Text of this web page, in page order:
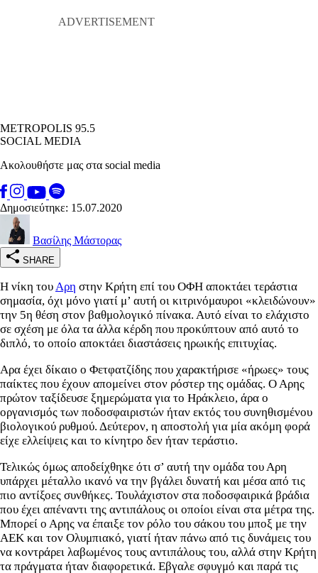
METROPOLIS 95.5
SOCIAL MEDIA
Ακολουθήστε μας στα social media
Δημοσιεύτηκε: 15.07.2020
Βασίλης Μάστορας
SHARE
Η νίκη τουΑρη στην Κρήτη επί του ΟΦΗ αποκτάει τεράστια
σημασία, όχι μόνο γιατί μ’ αυτή οι κιτρινόμαυροι «κλειδώνουν»
την 5η θέση στον βαθμολογικό πίνακα. Αυτό είναι το ελάχιστο
σε σχέση με όλα τα άλλα κέρδη που προκύπτουν από αυτό το
διπλό, το οποίο αποκτάει διαστάσεις ηρωικής επιτυχίας.
Αρα έχει δίκαιο ο Φετφατζίδης που χαρακτήρισε «ήρωες» τους
παίκτες που έχουν απομείνει στον ρόστερ της ομάδας. Ο Αρης
πρώτον ταξίδευσε ξημερώματα για το Ηράκλειο, άρα ο
οργανισμός των ποδοσφαιριστών ήταν εκτός του συνηθισμένου
βιολογικού ρυθμού. Δεύτερον, η αποστολή για μία ακόμη φορά
είχε ελλείψεις και το κίνητρο δεν ήταν τεράστιο.
Τελικώς όμως αποδείχθηκε ότι σ’ αυτή την ομάδα του Αρη
υπάρχει μέταλλο ικανό να την βγάλει δυνατή και μέσα από τις
πιο αντίξοες συνθήκες. Τουλάχιστον στα ποδοσφαιρικά βράδια
που έχει απέναντι της αντιπάλους οι οποίοι είναι στα μέτρα της.
Μπορεί ο Αρης να έπαιξε τον ρόλο του σάκου του μποξ με την
ΑΕΚ και τον Ολυμπιακό, γιατί ήταν πάνω από τις δυνάμεις του
να κοντράρει λαβωμένος τους αντιπάλους του, αλλά στην Κρήτη
τα πράγματα ήταν διαφορετικά. Εβγαλε σφυγμό και παρά τις